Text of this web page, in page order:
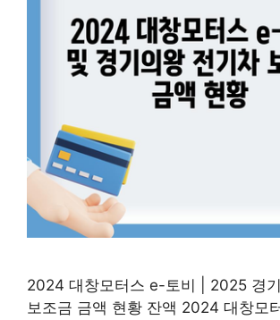
2024 대창모터스 e-토비 | 2025 경
보조금 금액 현황 잔액 2024 대창모